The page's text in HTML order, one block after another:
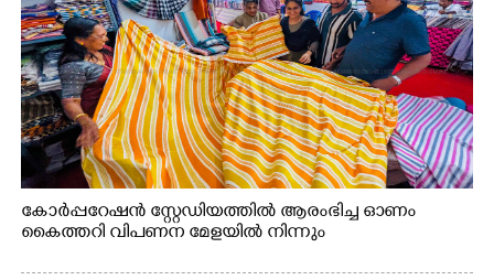
കോർപ്പറേഷൻ സ്റ്റേഡിയത്തിൽ ആരംഭിച്ച ഓണം
കൈത്തറി വിപണന മേളയിൽ നിന്നും